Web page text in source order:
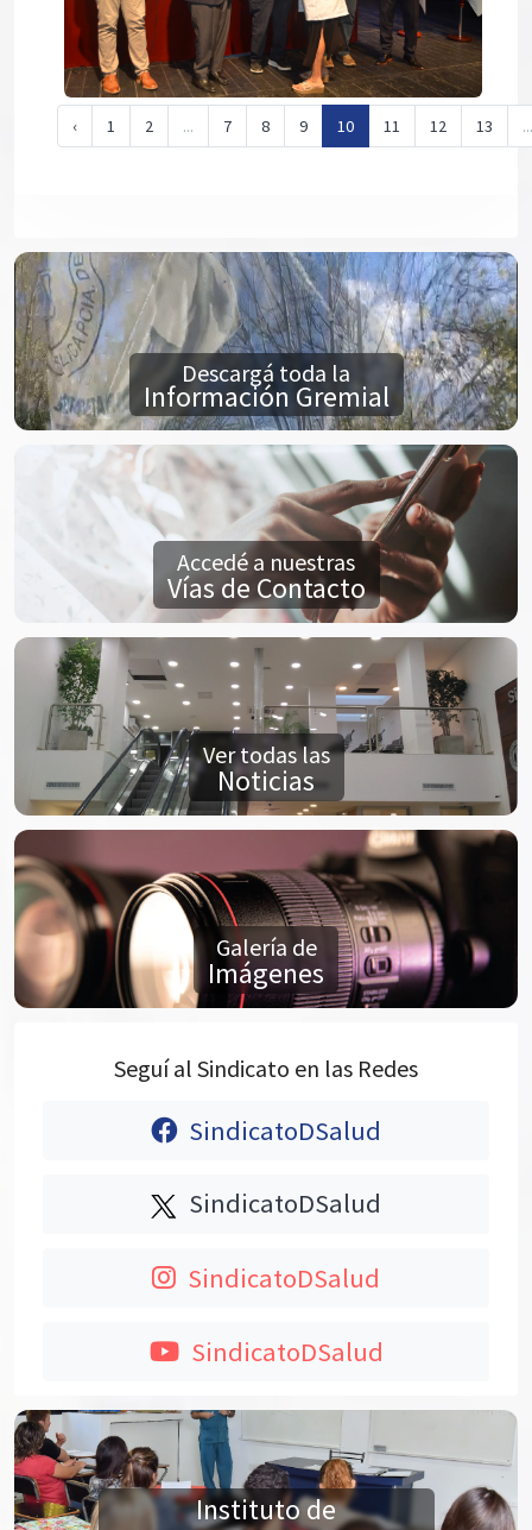
‹ 1 2 ... 7 8 9 10 11 12 13 ...
Descargá toda la
Información Gremial
Accedé a nuestras
Vías de Contacto
Ver todas las
Noticias
Galería de
Imágenes
Seguí al Sindicato en las Redes
SindicatoDSalud
SindicatoDSalud
SindicatoDSalud
SindicatoDSalud
Instituto de